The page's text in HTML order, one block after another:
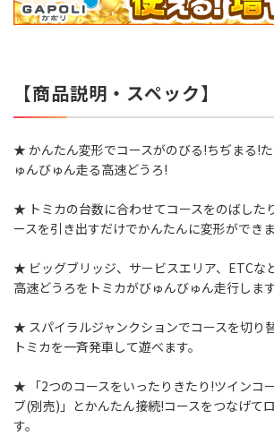
【商品説明・スペック】
★ かんたん変形でコースがのびる!ちぢまる!
ゅんびゅん走る高速どうろ!
★ トミカの台数に合わせてコースをのばした
ースを引き出すだけでかんたんに変形ができま
★ ビッグブリッジ、サービスエリア、ETCな
高速どうろをトミカがびゅんびゅん走行します
★ スパイラルジャンクションでコースを切り
トミカを一斉発車して遊べます。
★ 「2つのコースをいったりきたり!ツインコ
ブ(別売)」とかんたん接続!コースをつなげて
す。